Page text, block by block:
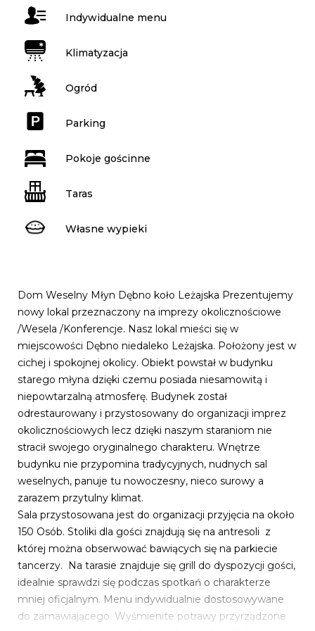
Indywidualne menu
Klimatyzacja
Ogród
Parking
Pokoje gościnne
Taras
Własne wypieki
Dom Weselny Młyn Dębno koło Leżajska Prezentujemy
nowy lokal przeznaczony na imprezy okolicznościowe
/Wesela /Konferencje. Nasz lokal mieści się w
miejscowości Dębno niedaleko Leżajska. Położony jest w
cichej i spokojnej okolicy. Obiekt powstał w budynku
starego młyna dzięki czemu posiada niesamowitą i
niepowtarzalną atmosferę. Budynek został
odrestaurowany i przystosowany do organizacji imprez
okolicznościowych lecz dzięki naszym staraniom nie
stracił swojego oryginalnego charakteru. Wnętrze
budynku nie przypomina tradycyjnych, nudnych sal
weselnych, panuje tu nowoczesny, nieco surowy a
zarazem przytulny klimat.
Sala przystosowana jest do organizacji przyjęcia na około
150 Osób. Stoliki dla gości znajdują się na antresoli z
której można obserwować bawiących się na parkiecie
tancerzy. Na tarasie znajduje się grill do dyspozycji gości,
idealnie sprawdzi się podczas spotkań o charakterze
mniej oficjalnym. Menu indywidualnie dostosowywane
do zamawiającego. Wyśmienite potrawy przyrządzone